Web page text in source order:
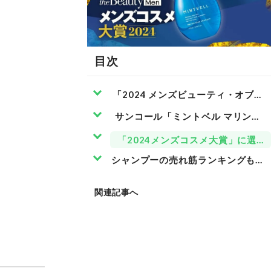
目次
「2024 メンズビューティ・オブ・
サンコール「ミントベル マリンブ
「2024メンズコスメ大賞」に選ば
シャンプーの売れ筋ランキングもチ
関連記事へ